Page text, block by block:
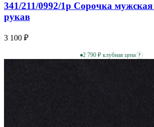
341/211/0992/1p Сорочка
рукав
3 100 ₽
2 790 ₽ клубная цена ?